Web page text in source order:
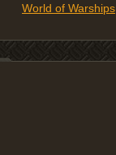
World of Warships